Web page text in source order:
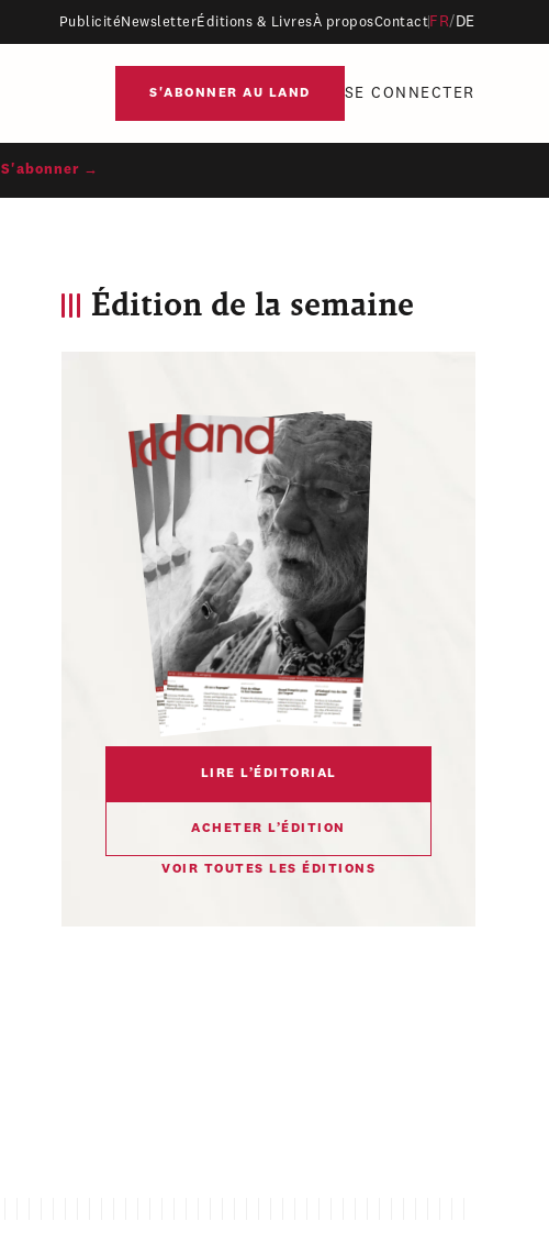
Publicité NewsletterÉditions & LivresÀ proposContact FR/ DE
S'ABONNER AU LAND SE CONNECTER
S'abonner →
Édition de la semaine
LIRE L’ÉDITORIAL
ACHETER L’ÉDITION
VOIR TOUTES LES ÉDITIONS